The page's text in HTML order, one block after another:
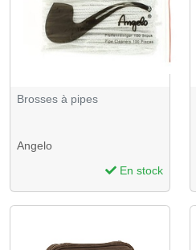
Brosses à pipes
Angelo
En stock